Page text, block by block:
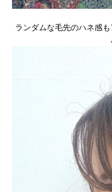
ランダムな毛先のハネ感